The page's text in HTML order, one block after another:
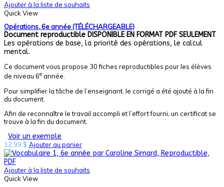
Ajouter à la liste de souhaits
Quick View
Opérations, 6e année (TÉLÉCHARGEABLE)
Document reproductible DISPONIBLE EN FORMAT PDF SEULEMENT
Les opérations de base, la priorité des opérations, le calcul
mental.
Ce document vous propose 30 fiches reproductibles pour les élèves
de niveau 6e année.
Pour simplifier la tâche de l’enseignant, le corrigé a été ajouté à la fin
du document.
Afin de reconnaître le travail accompli et l’effort fourni, un certificat se
trouve à la fin du document.
Voir un exemple
12,99 $ Ajouter au panier
Ajouter à la liste de souhaits
Quick View